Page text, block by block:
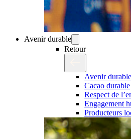
Avenir durable
Retour
Avenir durable
Cacao durable
Respect de
Engagement
Producteurs